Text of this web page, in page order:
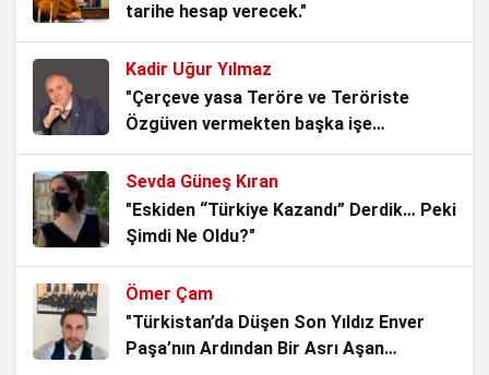
3 hafta önce
Türkiye’nin Çakalla Dansı
4 hafta önce
Amerikan Çakalı
4 hafta önce
Dünyayı Türkçe Okuyalım
1 ay önce
tarihe hesap verecek."
Kadir Uğur Yılmaz
"Çerçeve yasa Teröre ve Teröriste
Özgüven vermekten başka işe
YARAMAZ!"
Sevda Güneş Kıran
"Eskiden “Türkiye Kazandı” Derdik… Peki
Şimdi Ne Oldu?"
Ömer Çam
"Türkistan’da Düşen Son Yıldız Enver
Paşa’nın Ardından Bir Asrı Aşan